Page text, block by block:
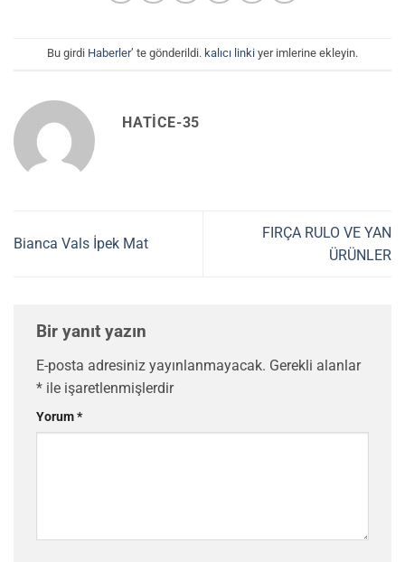
Bu girdi Haberler’ te gönderildi. kalıcı linki yer imlerine ekleyin.
HATICE-35
Bianca Vals İpek Mat
FIRÇA RULO VE YAN
ÜRÜNLER
Bir yanıt yazın
E-posta adresiniz yayınlanmayacak. Gerekli alanlar
* ile işaretlenmişlerdir
Yorum*